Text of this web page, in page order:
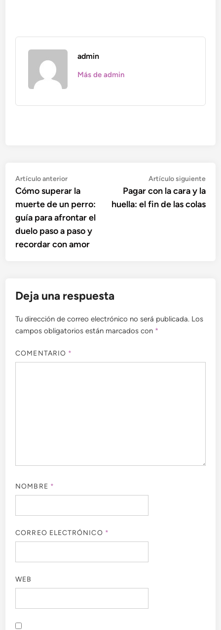
admin
Más de admin
Navegación
de
entradas
Artículo anteriorArtículo
anterior:
Cómo superar la
muerte de un perro:
guía para afrontar el
duelo paso a paso y
recordar con amor
Artículo siguiente
Pagar con la cara y la
huella: el fin de las colas
Deja una respuesta
Tu dirección de correo electrónico no será publicada. Los
campos obligatorios están marcados con *
COMENTARIO *
NOMBRE *
CORREO ELECTRÓNICO *
WEB